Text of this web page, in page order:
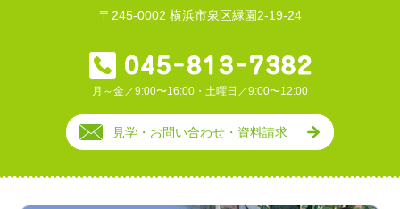
〒245-0002 横浜市泉区緑園2-19-24
月～金／9:00〜16:00・土曜日／9:00〜12:00
見学・お問い合わせ・資料請求